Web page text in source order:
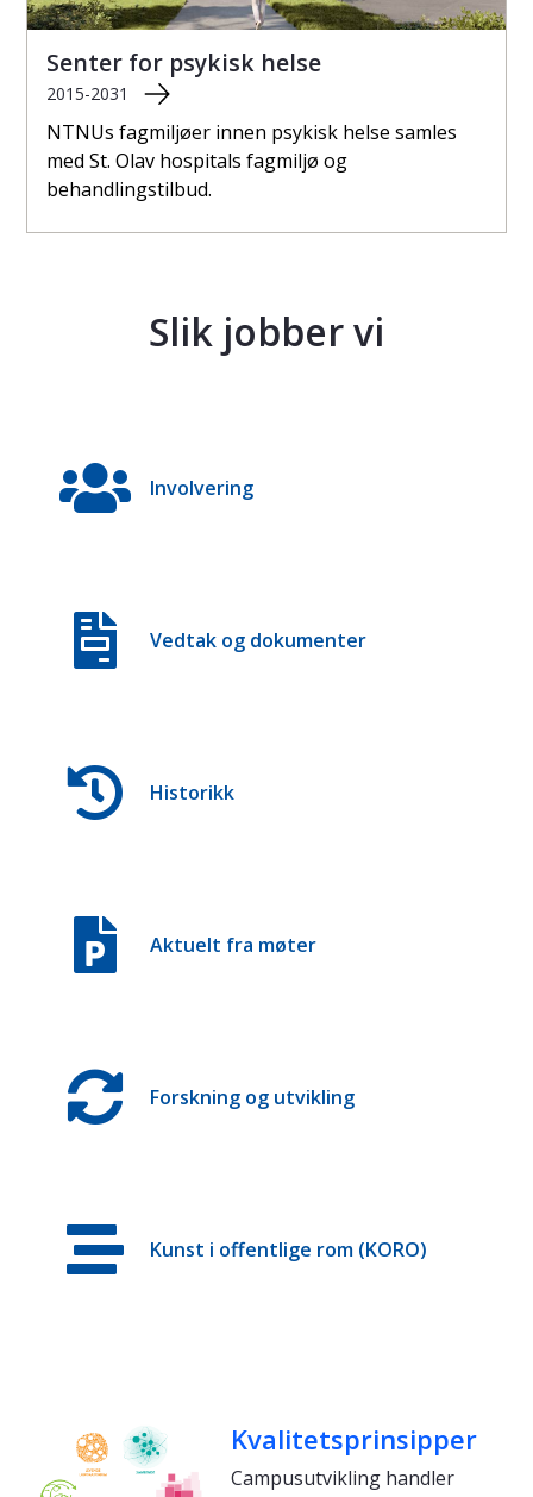
Senter for psykisk helse
2015-2031
NTNUs fagmiljøer innen psykisk helse samles
med St. Olav hospitals fagmiljø og
behandlingstilbud.
Slik jobber vi
Involvering
Vedtak og dokumenter
Historikk
Aktuelt fra møter
Forskning og utvikling
Kunst i offentlige rom (KORO)
Kvalitetsprinsipper
Campusutvikling handler